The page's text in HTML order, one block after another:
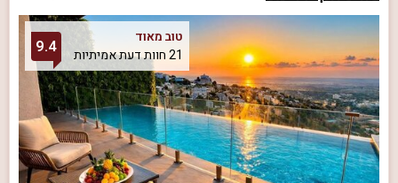
טוב מאוד
21 חוות דעת אמיתיות
9.4